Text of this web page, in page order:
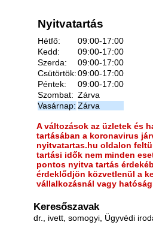
Nyitvatartás
Hétfő:
09:00-17:00
Kedd:
09:00-17:00
Szerda:
09:00-17:00
Csütörtök:09:00-17:00
Péntek:
09:00-17:00
Szombat: Zárva
Vasárnap: Zárva
A változások az üzletek és
tartásában a koronavirus
nyitvatartas.hu oldalon
tartási idők nem minden
pontos nyitva tartás
érdeklődjön közvetlenül a
vállalkozásnál vagy
Keresőszavak
dr., ivett, somogyi, Ügyvédi